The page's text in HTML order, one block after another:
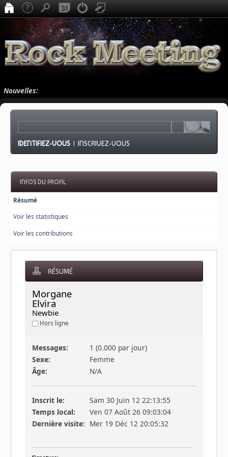
Nouvelles:
IDENTIFIEZ-VOUS |INSCRIVEZ-VOUS
INFOS DU PROFIL
Résumé
Voir les statistiques
Voir les contributions
RÉSUMÉ
Morgane
Elvira
Newbie
Hors ligne
Messages:
1 (0.000 par jour)
Sexe:
Femme
Âge:
N/A
Inscrit le:
Sam 30 Juin 12 22:13:55
Temps local:
Ven 07 Août 26 09:03:04
Dernière visite: Mer 19 Déc 12 20:05:32